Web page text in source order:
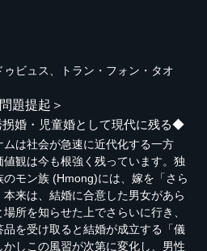
ビュス、トラン・フォン・タオ
題提起＞
婚・児童婚として現代に残る◆
は社会が急速に近代化する一方
観は今も根強く残っています。独
モン族 (Hmong)には、嫁を「さら
来は、結婚に合意した男女があら
所を知らせた上でさらいに行き、
を受け取ると結婚が成立する「儀
しこの風習が次第に変化し、男性